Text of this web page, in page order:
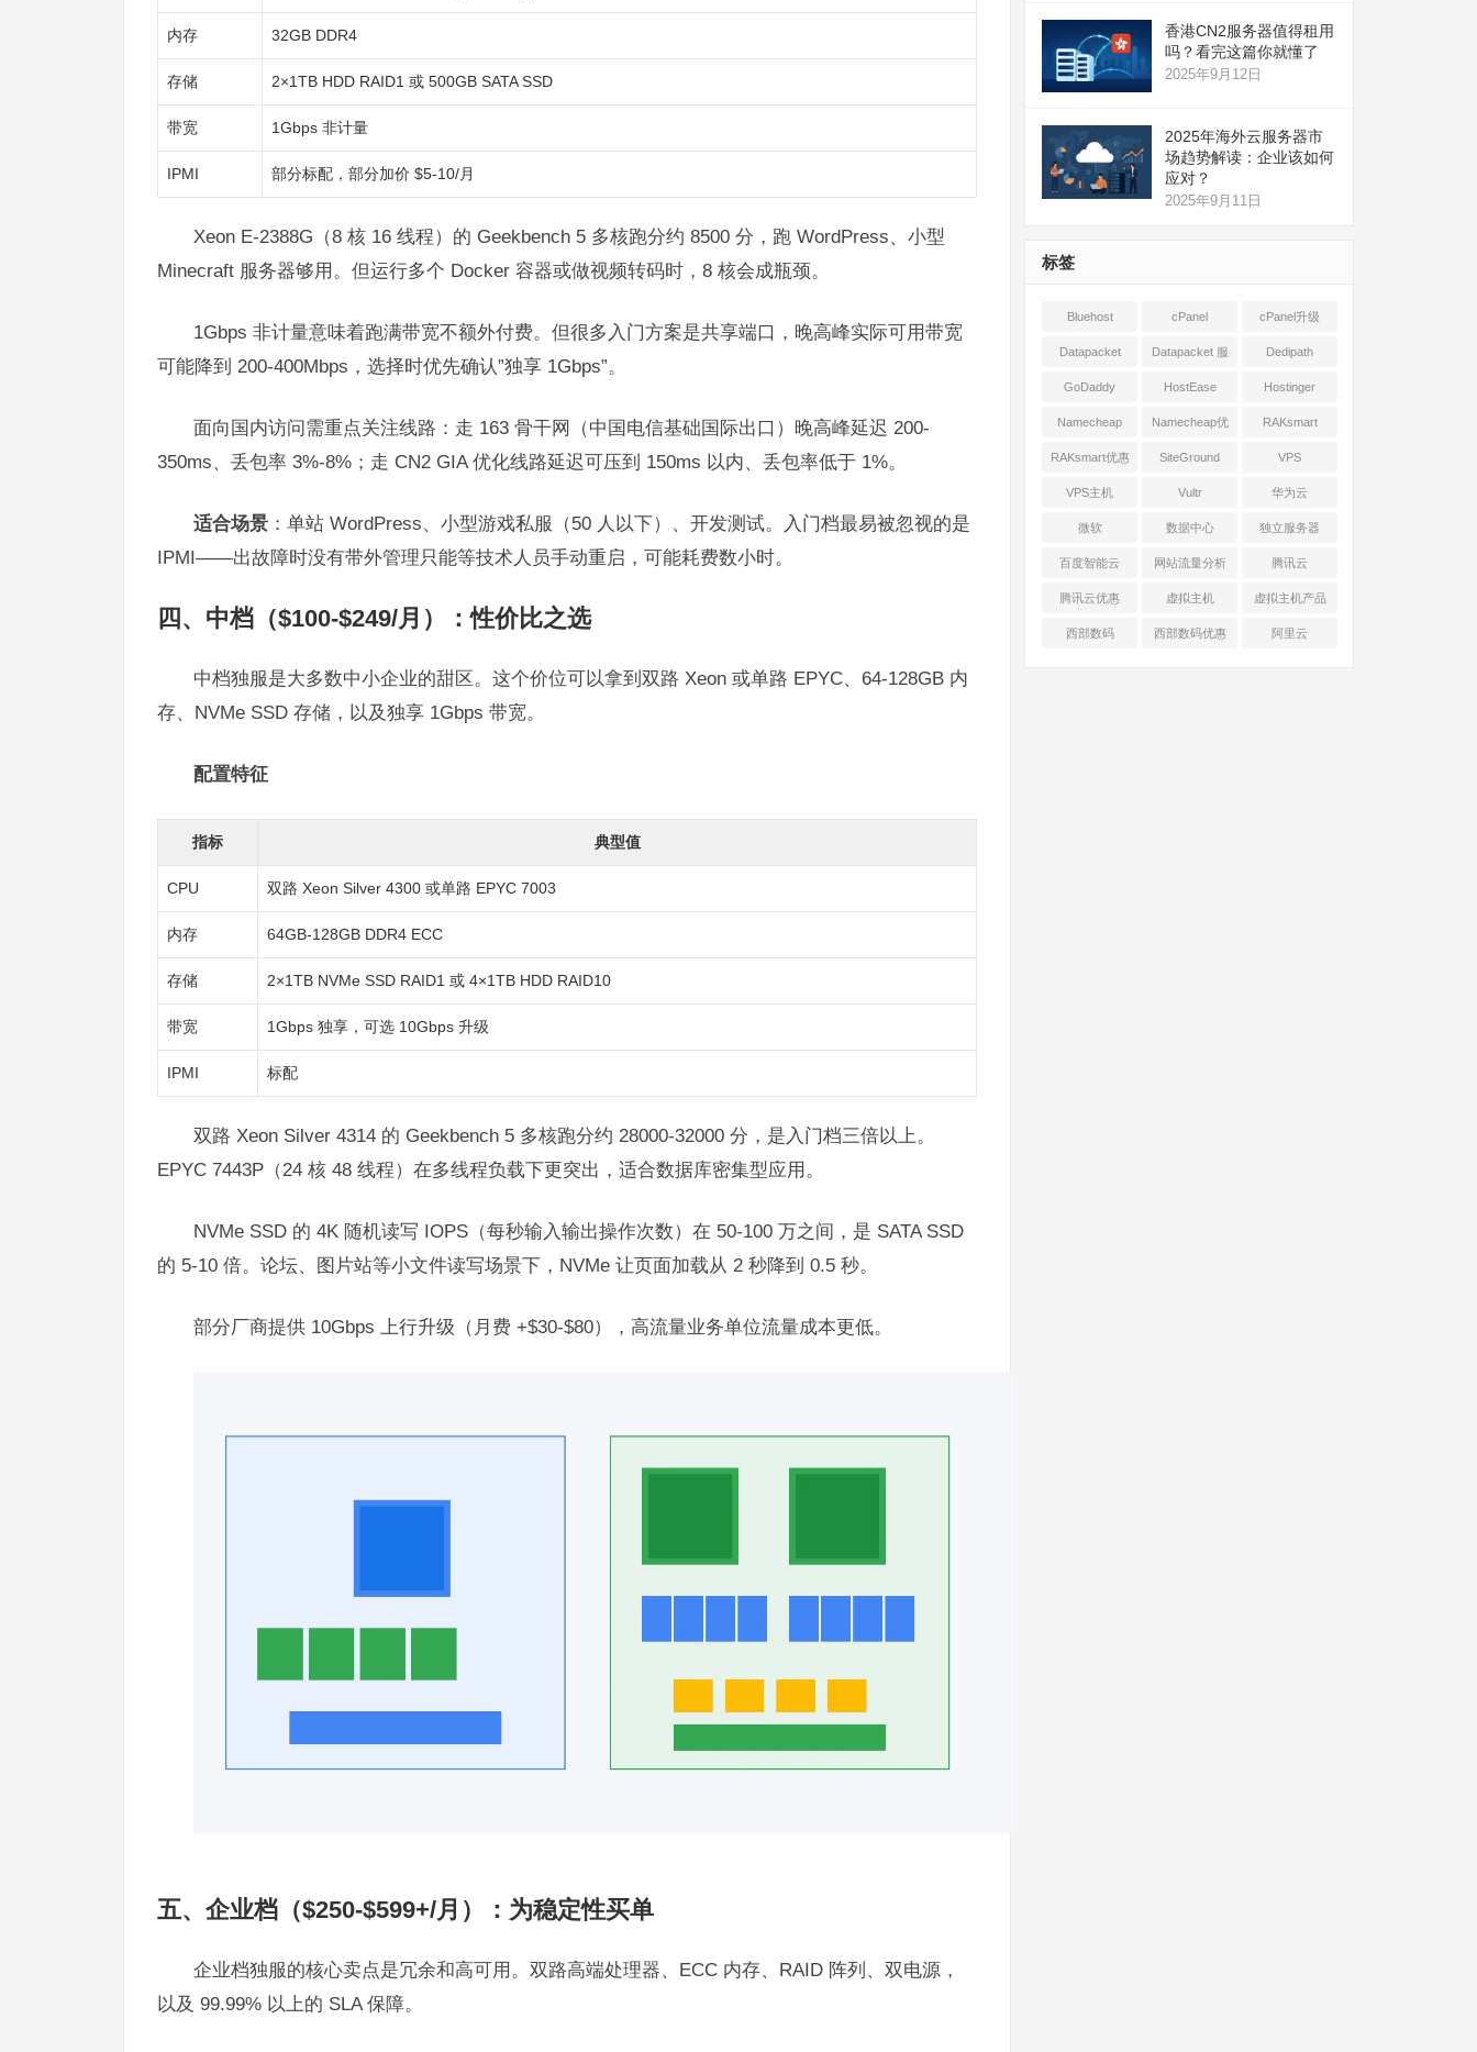
内存 32GB DDR4
存储 2×1TB HDD RAID1 或 500GB SATA SSD
带宽 1Gbps 非计量
IPMI 部分标配，部分加价 $5-10/月
Xeon E-2388G（8 核 16 线程）的 Geekbench 5 多核跑分约 8500 分，跑 WordPress、小型
Minecraft 服务器够用。但运行多个 Docker 容器或做视频转码时，8 核会成瓶颈。
1Gbps 非计量意味着跑满带宽不额外付费。但很多入门方案是共享端口，晚高峰实际可用带宽
可能降到 200-400Mbps，选择时优先确认”独享 1Gbps”。
面向国内访问需重点关注线路：走 163 骨干网（中国电信基础国际出口）晚高峰延迟 200-
350ms、丢包率 3%-8%；走 CN2 GIA 优化线路延迟可压到 150ms 以内、丢包率低于 1%。
适合场景 ：单站 WordPress、小型游戏私服（50 人以下）、开发测试。入门档最易被忽视的是
IPMI——出故障时没有带外管理只能等技术人员手动重启，可能耗费数小时。
四、中档（$100-$249/月）：性价比之选
中档独服是大多数中小企业的甜区。这个价位可以拿到双路 Xeon 或单路 EPYC、64-128GB 内
存、NVMe SSD 存储，以及独享 1Gbps 带宽。
配置特征
指标 典型值
CPU 双路 Xeon Silver 4300 或单路 EPYC 7003
内存 64GB-128GB DDR4 ECC
存储 2×1TB NVMe SSD RAID1 或 4×1TB HDD RAID10
带宽 1Gbps 独享，可选 10Gbps 升级
IPMI 标配
双路 Xeon Silver 4314 的 Geekbench 5 多核跑分约 28000-32000 分，是入门档三倍以上。
EPYC 7443P（24 核 48 线程）在多线程负载下更突出，适合数据库密集型应用。
NVMe SSD 的 4K 随机读写 IOPS（每秒输入输出操作次数）在 50-100 万之间，是 SATA SSD
的 5-10 倍。论坛、图片站等小文件读写场景下，NVMe 让页面加载从 2 秒降到 0.5 秒。
部分厂商提供 10Gbps 上行升级（月费 +$30-$80），高流量业务单位流量成本更低。
五、企业档（$250-$599+/月）：为稳定性买单
企业档独服的核心卖点是冗余和高可用。双路高端处理器、ECC 内存、RAID 阵列、双电源，
以及 99.99% 以上的 SLA 保障。
香港CN2服务器值得租用
吗？看完这篇你就懂了
2025年9月12日
2025年海外云服务器市
场趋势解读：企业该如何
应对？
2025年9月11日
标签
Bluehost cPanel cPanel升级
Datapacket Datapacket 服
务器
Dedipath
GoDaddy HostEase Hostinger
Namecheap Namecheap优
惠
RAKsmart
RAKsmart优惠 SiteGround VPS
VPS主机 Vultr 华为云
微软 数据中心 独立服务器
百度智能云 网站流量分析 腾讯云
腾讯云优惠 虚拟主机 虚拟主机产品
对比
西部数码 西部数码优惠 阿里云